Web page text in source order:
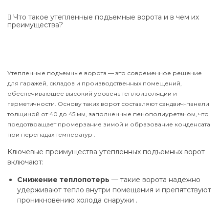
Что такое утепленные подъемные ворота и в чем их
преимущества?
Утепленные подъемные ворота — это современное решение
для гаражей, складов и производственных помещений,
обеспечивающее высокий уровень теплоизоляции и
герметичности. Основу таких ворот составляют сэндвич-панели
толщиной от 40 до 45 мм, заполненные пенополиуретаном, что
предотвращает промерзание зимой и образование конденсата
при перепадах температур .
Ключевые преимущества утепленных подъемных ворот
включают:
Снижение теплопотерь — такие ворота надежно
удерживают тепло внутри помещения и препятствуют
проникновению холода снаружи .